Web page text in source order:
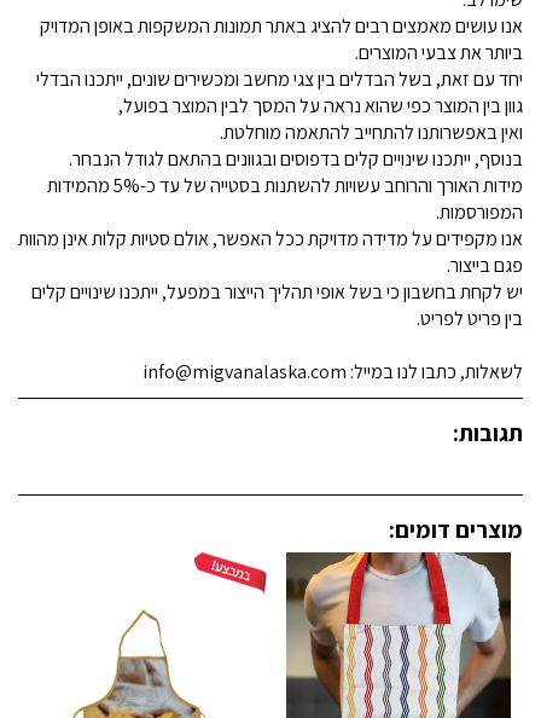
אנו עושים מאמצים רבים להציג באתר תמונות המשקפות באופן המדויק
ביותר את צבעי המוצרים.
יחד עם זאת, בשל הבדלים בין צגי מחשב ומכשירים שונים, ייתכנו הבדלי
גוון בין המוצר כפי שהוא נראה על המסך לבין המוצר בפועל,
ואין באפשרותנו להתחייב להתאמה מוחלטת.
בנוסף, ייתכנו שינויים קלים בדפוסים ובגוונים בהתאם לגודל הנבחר.
מידות האורך והרוחב עשויות להשתנות בסטייה של עד כ-5% מהמידות
המפורסמות.
אנו מקפידים על מדידה מדויקת ככל האפשר, אולם סטיות קלות אינן מהוות
פגם בייצור.
יש לקחת בחשבון כי בשל אופי תהליך הייצור במפעל, ייתכנו שינויים קלים
בין פריט לפריט.
לשאלות, כתבו לנו במייל: info@migvanalaska.com
תגובות:
מוצרים דומים: